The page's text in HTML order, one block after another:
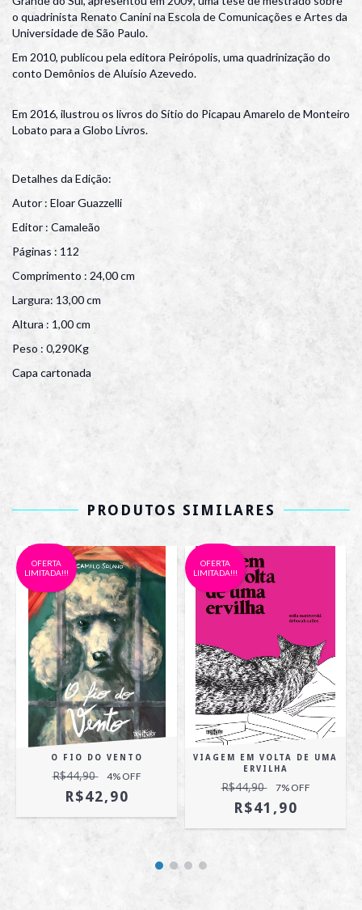
o quadrinista Renato Canini na Escola de Comunicações e Artes da
Universidade de São Paulo.
Em 2010, publicou pela editora Peirópolis, uma quadrinização do
conto Demônios de Aluísio Azevedo.
Em 2016, ilustrou os livros do Sítio do Picapau Amarelo de Monteiro
Lobato para a Globo Livros.
Detalhes da Edição:
Autor : Eloar Guazzelli
Editor : Camaleão
Páginas : 112
Comprimento : 24,00 cm
Largura: 13,00 cm
Altura : 1,00 cm
Peso : 0,290Kg
Capa cartonada
PRODUTOS SIMILARES
OFERTA
LIMITADA!!!
O FIO DO VENTO
R$44,90 4% OFF
R$42,90
OFERTA
LIMITADA!!!
VIAGEM EM VOLTA DE UMA
ERVILHA
R$44,90 7% OFF
R$41,90